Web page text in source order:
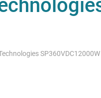
SP360VDC12000W